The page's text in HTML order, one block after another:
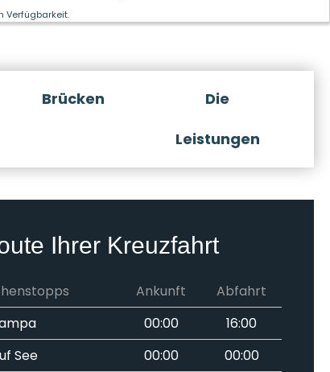
Verfügbarkeit.
Brücken
Die
Leistungen
Ihrer Kreuzfahrt
Ankunft
Abfahrt
00:00
16:00
See 00:00
00:00